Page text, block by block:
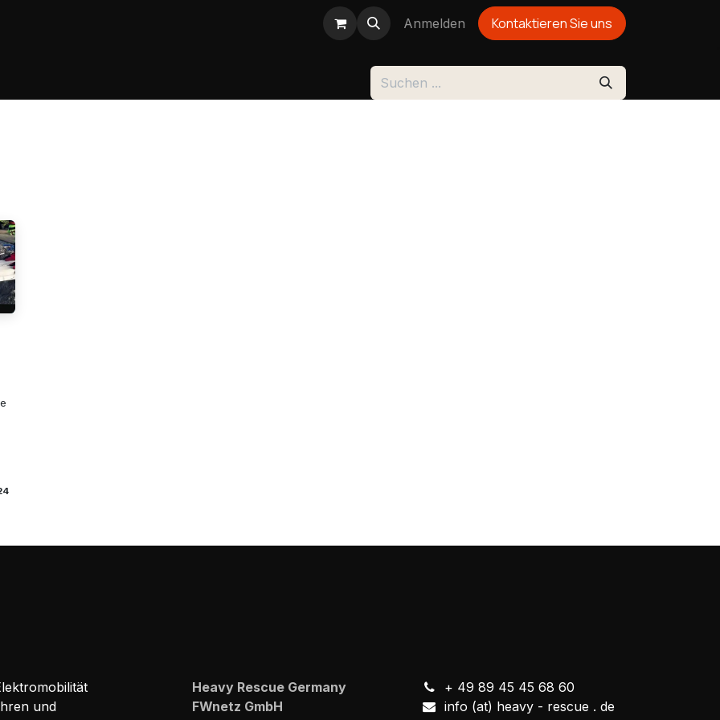
Anmelden Kontaktieren Sie uns
und
Heavy Rescue Germany
FWnetz GmbH
+ 49 89 45 45 68 60
info (at) heavy - rescue . de